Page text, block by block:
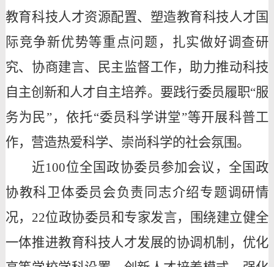
教育科技人才资源配置、塑造教育科技人才国
际竞争新优势等重点问题，扎实做好调查研
究、协商建言、民主监督工作，助力推动科技
自主创新和人才自主培养。要践行委员履职“服
务为民”，依托“委员科学讲堂”等开展科普工
作，营造热爱科学、崇尚科学的社会氛围。
近100位全国政协委员参加会议，全国政
协教科卫体委员会负责同志介绍专题调研情
况，22位政协委员和专家发言，围绕建立健全
一体推进教育科技人才发展的协调机制，优化